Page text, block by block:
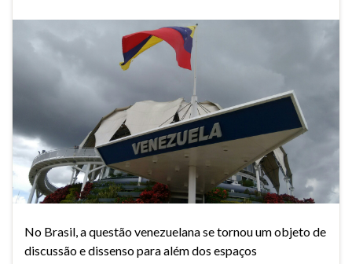
No Brasil, a questão venezuelana se tornou um objeto de
discussão e dissenso para além dos espaços